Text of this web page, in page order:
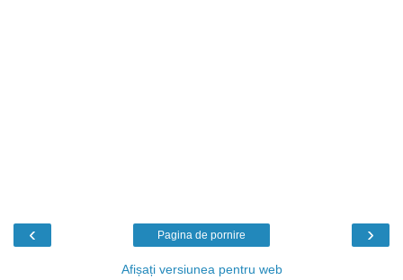
‹ ›
Pagina de pornire
Afișați versiunea pentru web